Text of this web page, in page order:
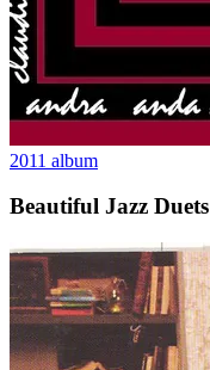
2011 album
Beautiful Jazz Duets